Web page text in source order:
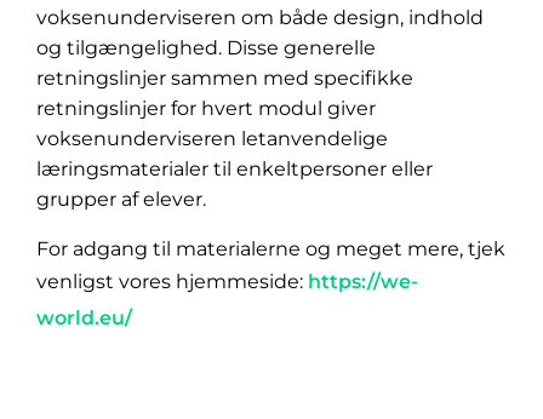
voksenunderviseren om både design, indhold
og tilgængelighed. Disse generelle
retningslinjer sammen med specifikke
retningslinjer for hvert modul giver
voksenunderviseren letanvendelige
læringsmaterialer til enkeltpersoner eller
grupper af elever.
For adgang til materialerne og meget mere, tjek
venligst vores hjemmeside: https://we-
world.eu/